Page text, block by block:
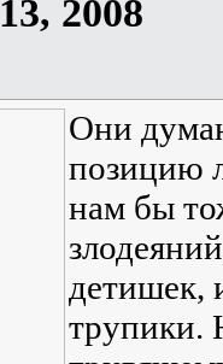
2008
Они
позицию
нам бы
детишек,
трупики.